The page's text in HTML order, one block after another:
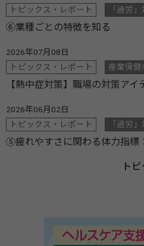
トピックス・レポート
「過労
⑥業種ごとの特徴を知る
2026年07月08日
トピックス・レポート
産業保健
【熱中症対策】職場の対策ア
2026年06月02日
トピックス・レポート
「過労
⑤疲れやすさに関わる体力指標
ト